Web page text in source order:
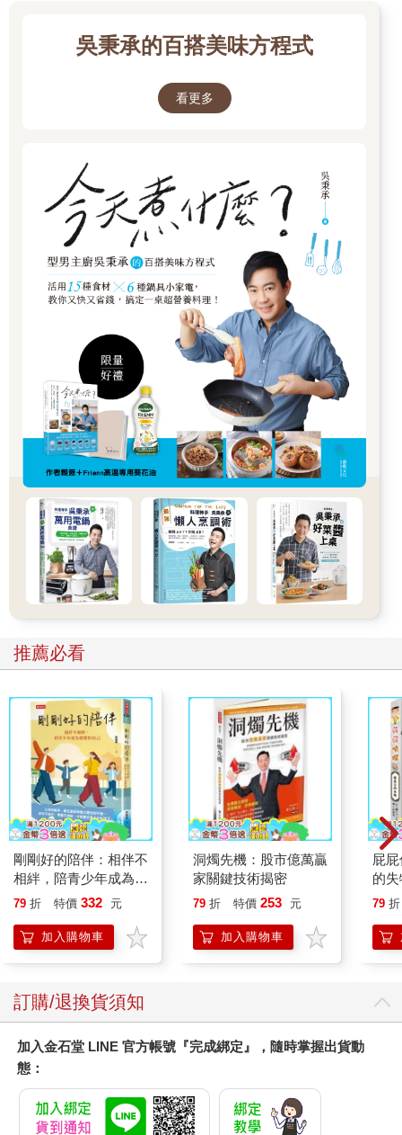
吳秉承的百搭美味方程式
看更多
推薦必看
剛剛好的陪伴：相伴不
相絆，陪青少年成為想
要的自己
79 折 特價 332 元
加入購物車
洞燭先機：股市億萬贏
家關鍵技術揭密
79 折 特價 253 元
加入購物車
屁
的
79 折
訂購/退換貨須知
加入金石堂 LINE 官方帳號『完成綁定』，隨時掌握出貨動
態：